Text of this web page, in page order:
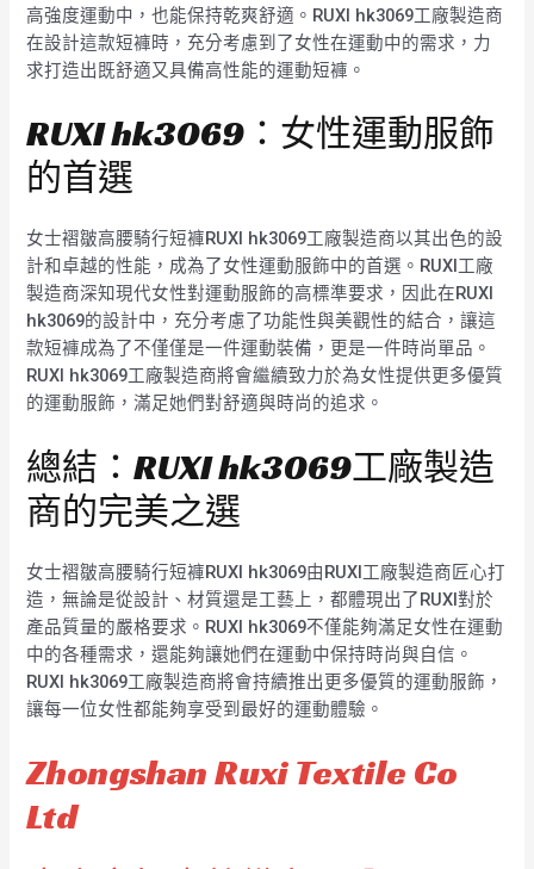
高強度運動中，也能保持乾爽舒適。RUXI hk3069工廠製造商
在設計這款短褲時，充分考慮到了女性在運動中的需求，力
求打造出既舒適又具備高性能的運動短褲。
RUXI hk3069：女性運動服飾
的首選
女士褶皺高腰騎行短褲RUXI hk3069工廠製造商以其出色的設
計和卓越的性能，成為了女性運動服飾中的首選。RUXI工廠
製造商深知現代女性對運動服飾的高標準要求，因此在RUXI
hk3069的設計中，充分考慮了功能性與美觀性的結合，讓這
款短褲成為了不僅僅是一件運動裝備，更是一件時尚單品。
RUXI hk3069工廠製造商將會繼續致力於為女性提供更多優質
的運動服飾，滿足她們對舒適與時尚的追求。
總結：RUXI hk3069工廠製造
商的完美之選
女士褶皺高腰騎行短褲RUXI hk3069由RUXI工廠製造商匠心打
造，無論是從設計、材質還是工藝上，都體現出了RUXI對於
產品質量的嚴格要求。RUXI hk3069不僅能夠滿足女性在運動
中的各種需求，還能夠讓她們在運動中保持時尚與自信。
RUXI hk3069工廠製造商將會持續推出更多優質的運動服飾，
讓每一位女性都能夠享受到最好的運動體驗。
Zhongshan Ruxi Textile Co
Ltd